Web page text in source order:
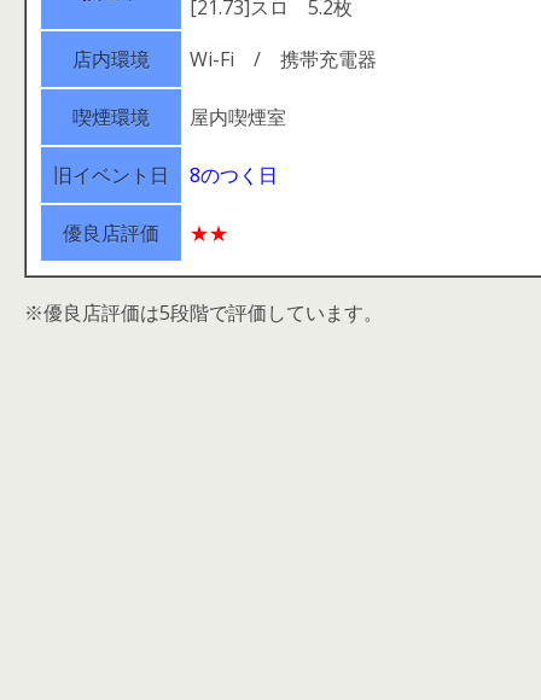
[21.73]スロ 5.2枚
店内環境
Wi-Fi / 携帯充電器
喫煙環境 屋内喫煙室
旧イベント日 8のつく日
優良店評価 ★★
※優良店評価は5段階で評価しています。